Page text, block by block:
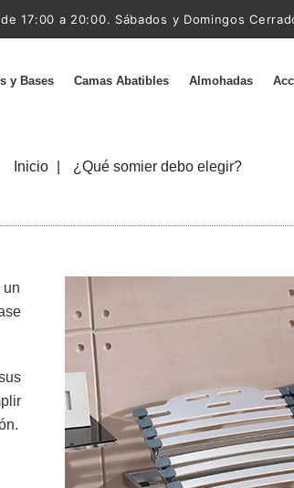
17:00 a 20:00. Sábados y Domingos
y Bases Camas Abatibles Almohadas
Inicio ¿Qué somier debo elegir?
un